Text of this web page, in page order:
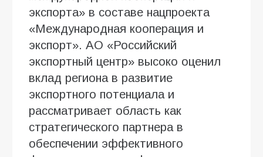
экспорта» в составе нацпроекта
«Международная кооперация и
экспорт». АО «Российский
экспортный центр» высоко оценил
вклад региона в развитие
экспортного потенциала и
рассматривает область как
стратегического партнера в
обеспечении эффективного